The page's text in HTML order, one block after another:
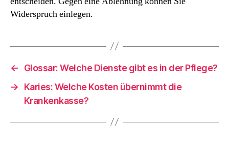
Widerspruch einlegen.
←
Glossar: Welche Dienste gibt es in der Pflege?
→
Karies: Welche Kosten übernimmt die
Krankenkasse?